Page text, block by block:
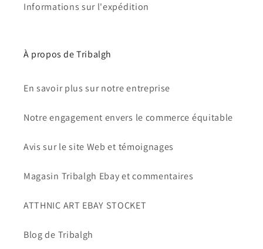
Informations sur l'expédition
À propos de Tribalgh
En savoir plus sur notre entreprise
Notre engagement envers le commerce équitable
Avis sur le site Web et témoignages
Magasin Tribalgh Ebay et commentaires
ATTHNIC ART EBAY STOCKET
Blog de Tribalgh